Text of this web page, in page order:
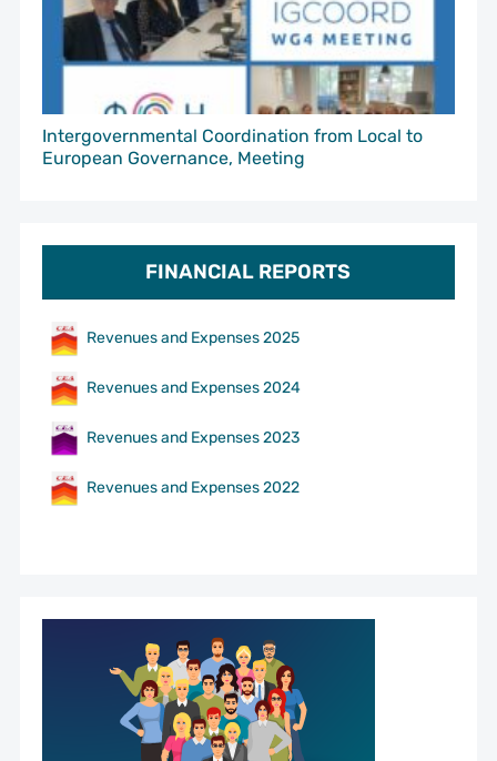
Intergovernmental Coordination from Local to
European Governance, Meeting
FINANCIAL REPORTS
Revenues and Expenses 2025
Revenues and Expenses 2024
Revenues and Expenses 2023
Revenues and Expenses 2022